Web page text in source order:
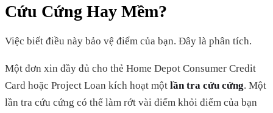
Cứu Cứng Hay Mềm?
Việc biết điều này bảo vệ điểm của bạn. Đây là phân tích.
Một đơn xin đầy đủ cho thẻ Home Depot Consumer Credit
Card hoặc Project Loan kích hoạt một lần tra cứu cứng. Một
lần tra cứu cứng có thể làm rớt vài điểm khỏi điểm của bạn